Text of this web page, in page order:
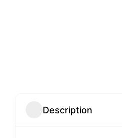
Description